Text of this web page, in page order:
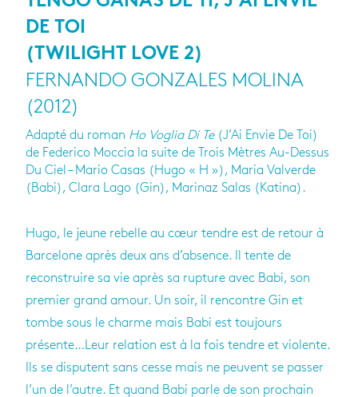
DE TOI
(TWILIGHT LOVE 2)
FERNANDO GONZALES MOLINA
(2012)
Adapté du roman Ho Voglia Di Te(J’Ai Envie De Toi)
de Federico Moccia la suite de Trois Mètres Au-Dessus
Du Ciel – Mario Casas (Hugo « H »), Maria Valverde
(Babi), Clara Lago (Gin), Marinaz Salas (Katina).
Hugo, le jeune rebelle au cœur tendre est de retour à
Barcelone après deux ans d’absence. Il tente de
reconstruire sa vie après sa rupture avec Babi, son
premier grand amour. Un soir, il rencontre Gin et
tombe sous le charme mais Babi est toujours
présente…Leur relation est à la fois tendre et violente.
Ils se disputent sans cesse mais ne peuvent se passer
l’un de l’autre. Et quand Babi parle de son prochain